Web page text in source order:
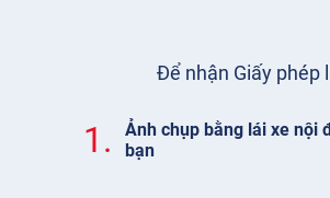
Để nhận Giấy phép
1.
Ảnh chụp bằng lái xe nội
bạn